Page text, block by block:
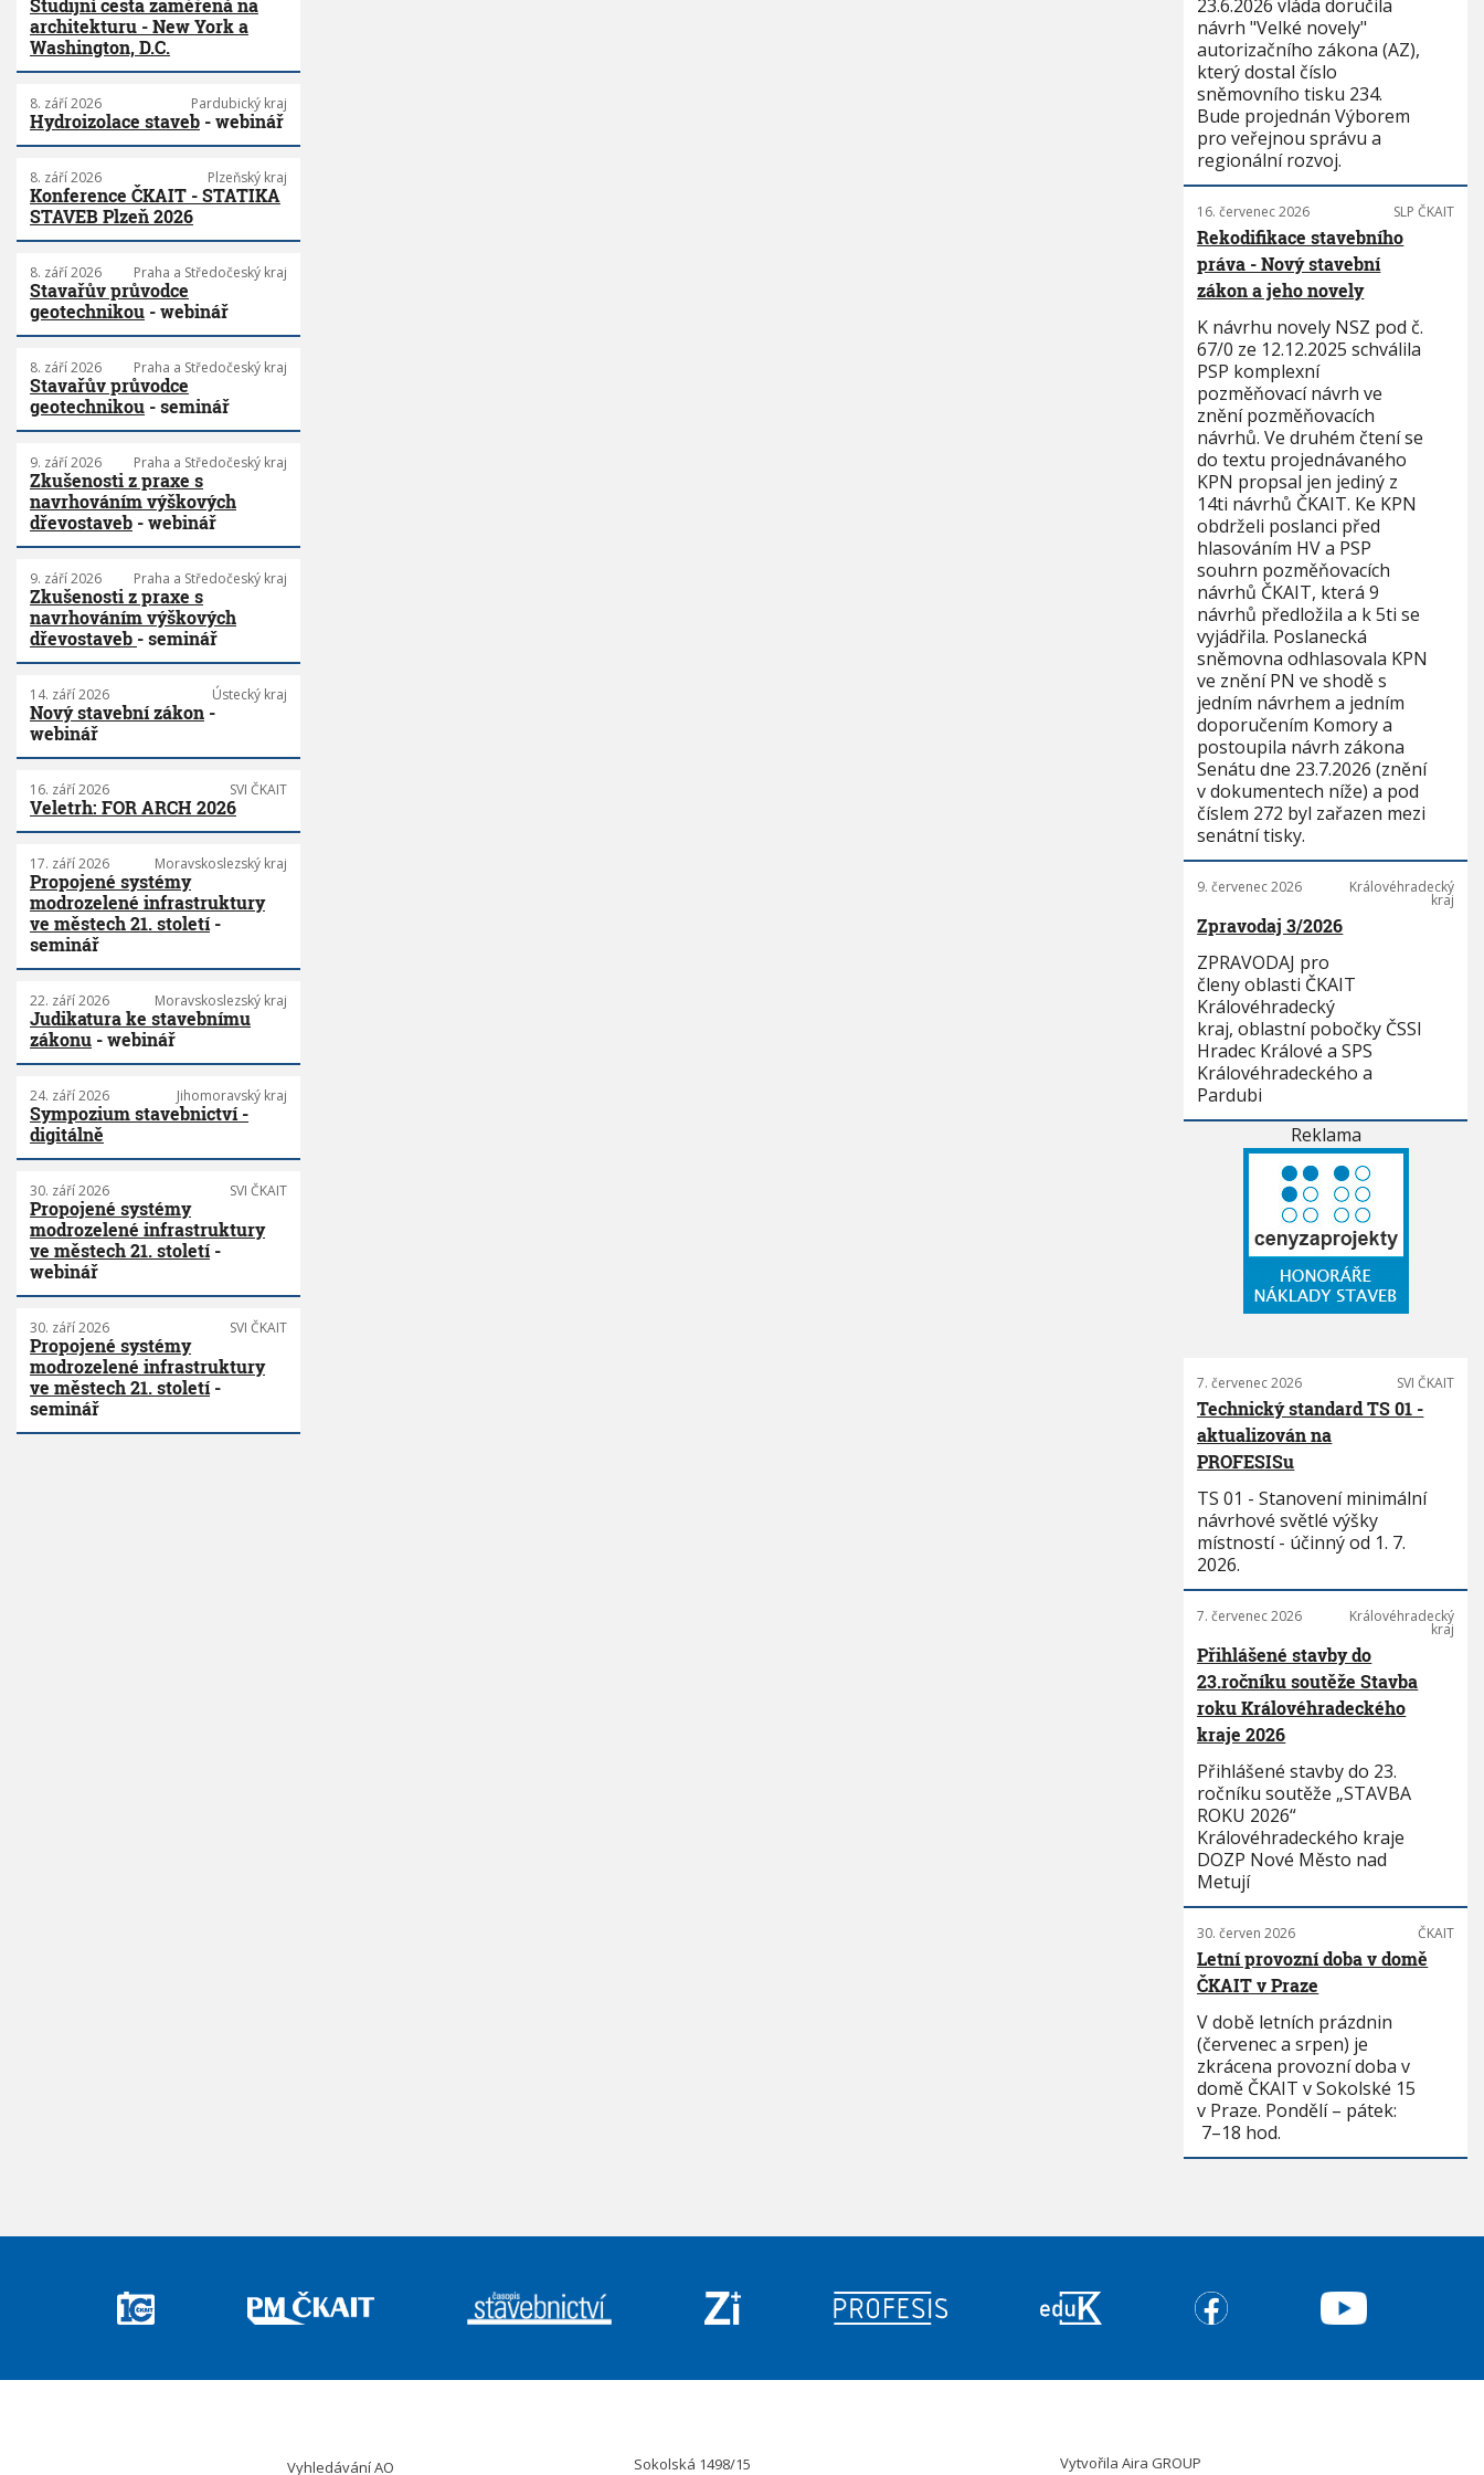
Studijní cesta zaměřená na
architekturu - New York a
Washington, D.C.
8. září 2026 Pardubický kraj
Hydroizolace staveb - webinář
8. září 2026 Plzeňský kraj
Konference ČKAIT - STATIKA
STAVEB Plzeň 2026
8. září 2026 Praha a Středočeský kraj
Stavařův průvodce
geotechnikou - webinář
8. září 2026 Praha a Středočeský kraj
Stavařův průvodce
geotechnikou - seminář
9. září 2026 Praha a Středočeský kraj
Zkušenosti z praxe s
navrhováním výškových
dřevostaveb - webinář
9. září 2026 Praha a Středočeský kraj
Zkušenosti z praxe s
navrhováním výškových
dřevostaveb - seminář
14. září 2026 Ústecký kraj
Nový stavební zákon -
webinář
16. září 2026 SVI ČKAIT
Veletrh: FOR ARCH 2026
17. září 2026 Moravskoslezský kraj
Propojené systémy
modrozelené infrastruktury
ve městech 21. století-
seminář
22. září 2026 Moravskoslezský kraj
Judikatura ke stavebnímu
zákonu - webinář
24. září 2026 Jihomoravský kraj
Sympozium stavebnictví -
digitálně
30. září 2026 SVI ČKAIT
Propojené systémy
modrozelené infrastruktury
ve městech 21. století-
webinář
30. září 2026 SVI ČKAIT
Propojené systémy
modrozelené infrastruktury
ve městech 21. století-
seminář
23.6.2026 vláda doručila
návrh "Velké novely"
autorizačního zákona (AZ),
který dostal číslo
sněmovního tisku 234.
Bude projednán Výborem
pro veřejnou správu a
regionální rozvoj.
16. červenec 2026 SLP ČKAIT
Rekodifikace stavebního
práva - Nový stavební
zákon a jeho novely
K návrhu novely NSZ pod č.
67/0 ze 12.12.2025 schválila
PSP komplexní
pozměňovací návrh ve
znění pozměňovacích
návrhů. Ve druhém čtení se
do textu projednávaného
KPN propsal jen jediný z
14ti návrhů ČKAIT. Ke KPN
obdrželi poslanci před
hlasováním HV a PSP
souhrn pozměňovacích
návrhů ČKAIT, která 9
návrhů předložila a k 5ti se
vyjádřila. Poslanecká
sněmovna odhlasovala KPN
ve znění PN ve shodě s
jedním návrhem a jedním
doporučením Komory a
postoupila návrh zákona
Senátu dne 23.7.2026 (znění
v dokumentech níže) a pod
číslem 272 byl zařazen mezi
senátní tisky.
9. červenec 2026 Královéhradecký
kraj
Zpravodaj 3/2026
ZPRAVODAJ pro
členy oblasti ČKAIT
Královéhradecký
kraj, oblastní pobočky ČSSI
Hradec Králové a SPS
Královéhradeckého a
Pardubi
Reklama
7. červenec 2026 SVI ČKAIT
Technický standard TS 01 -
aktualizován na
PROFESISu
TS 01 - Stanovení minimální
návrhové světlé výšky
místností - účinný od 1. 7.
2026.
7. červenec 2026 Královéhradecký
kraj
Přihlášené stavby do
23.ročníku soutěže Stavba
roku Královéhradeckého
kraje 2026
Přihlášené stavby do 23.
ročníku soutěže „STAVBA
ROKU 2026“
Královéhradeckého kraje
DOZP Nové Město nad
Metují
30. červen 2026 ČKAIT
Letní provozní doba v domě
ČKAIT v Praze
V době letních prázdnin
(červenec a srpen) je
zkrácena provozní doba v
domě ČKAIT v Sokolské 15
v Praze. Pondělí – pátek:
7–18 hod.
Vyhledávání AO Sokolská 1498/15 VytvořilaAira GROUP